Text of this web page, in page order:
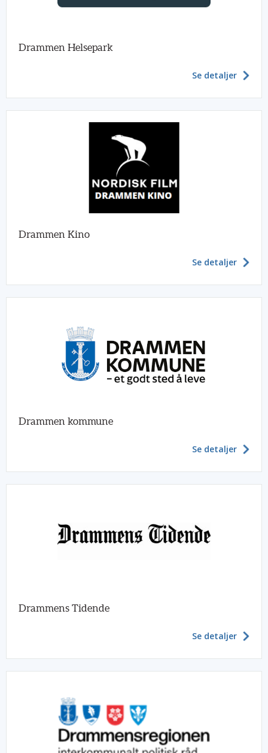
Drammen Helsepark
Se detaljer
Drammen Kino
Se detaljer
Drammen kommune
Se detaljer
Drammens Tidende
Se detaljer